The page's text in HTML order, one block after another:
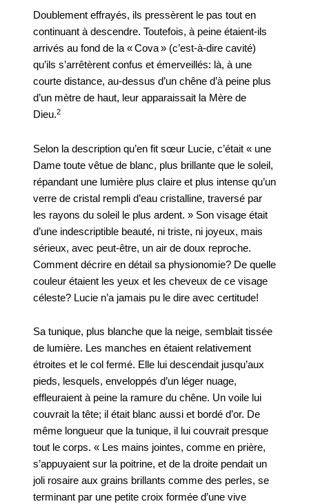
Doublement effrayés, ils pressèrent le pas tout en
continuant à descendre. Toutefois, à peine étaient-ils
arrivés au fond de la « Cova » (c’est-à-dire cavité)
qu’ils s’arrêtèrent confus et émerveillés: là, à une
courte distance, au-dessus d’un chêne d’à peine plus
d’un mètre de haut, leur apparaissait la Mère de
Dieu.2
Selon la description qu’en fit sœur Lucie, c’était « une
Dame toute vêtue de blanc, plus brillante que le soleil,
répandant une lumière plus claire et plus intense qu’un
verre de cristal rempli d’eau cristalline, traversé par
les rayons du soleil le plus ardent. » Son visage était
d’une indescriptible beauté, ni triste, ni joyeux, mais
sérieux, avec peut-être, un air de doux reproche.
Comment décrire en détail sa physionomie? De quelle
couleur étaient les yeux et les cheveux de ce visage
céleste? Lucie n’a jamais pu le dire avec certitude!
Sa tunique, plus blanche que la neige, semblait tissée
de lumière. Les manches en étaient relativement
étroites et le col fermé. Elle lui descendait jusqu’aux
pieds, lesquels, enveloppés d’un léger nuage,
effleuraient à peine la ramure du chêne. Un voile lui
couvrait la tête; il était blanc aussi et bordé d’or. De
même longueur que la tunique, il lui couvrait presque
tout le corps. « Les mains jointes, comme en prière,
s’appuyaient sur la poitrine, et de la droite pendait un
joli rosaire aux grains brillants comme des perles, se
terminant par une petite croix formée d’une vive